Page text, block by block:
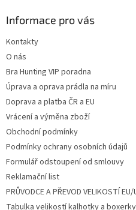
Informace pro vás
Kontakty
O nás
Bra Hunting VIP poradna
Úprava a oprava prádla na míru
Doprava a platba ČR a EU
Vrácení a výměna zboží
Obchodní podmínky
Podmínky ochrany osobních údajů
Formulář odstoupení od smlouvy
Reklamační list
PRŮVODCE A PŘEVOD VELIKOSTÍ
Tabulka velikostí kalhotky a boxerky